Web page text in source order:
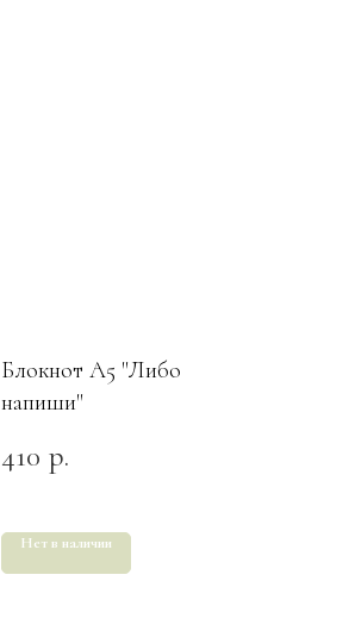
Блокнот А5 "Либо
напиши"
410 р.
Нет в наличии